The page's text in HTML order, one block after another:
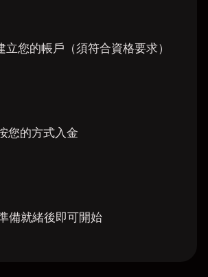
立您的帳戶（須符合資格要求）
您的方式入金
備就緒後即可開始